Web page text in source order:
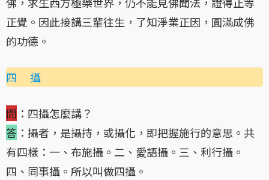
正覺。因此接講三輩往生，了知淨業正因，圓滿成佛
的功德。
四 攝
問 ：四攝怎麼講？
答 ：攝者，是攝持，或攝化，即把握施行的意思。共
有四樣：一、布施攝。二、愛語攝。三、利行攝。
四、同事攝。所以叫做四攝。